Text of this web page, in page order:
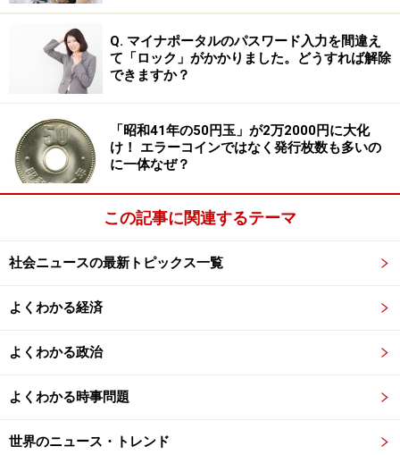
Q. マイナポータルのパスワード入力を間違え
て「ロック」がかかりました。どうすれば解除
できますか？
「昭和41年の50円玉」が2万2000円に大化
け！ エラーコインではなく発行枚数も多いの
に一体なぜ？
この記事に関連するテーマ
社会ニュースの最新トピックス一覧
よくわかる経済
よくわかる政治
よくわかる時事問題
世界のニュース・トレンド